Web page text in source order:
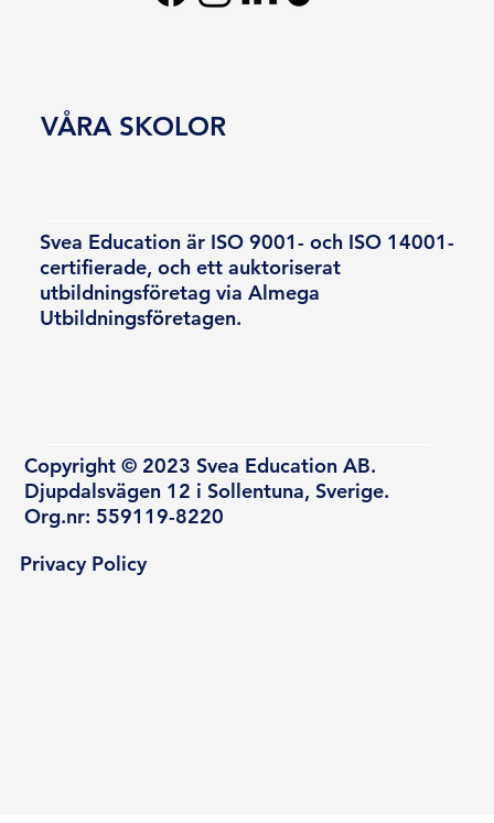
Svea Education är ISO 9001- och ISO 14001-
certifierade, och ett auktoriserat
utbildningsföretag via Almega
Utbildningsföretagen.
Copyright © 2023 Svea Education AB.
Djupdalsvägen 12 i Sollentuna, Sverige.
Org.nr: 559119-8220
VÅRA SKOLOR
Privacy Policy